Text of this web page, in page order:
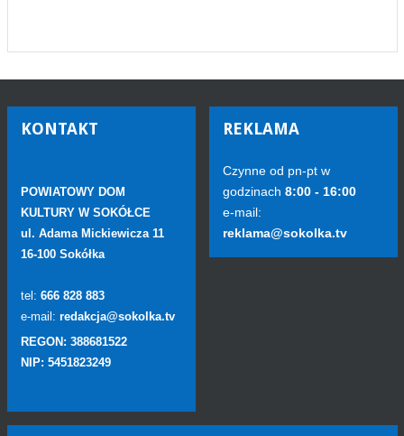
KONTAKT
POWIATOWY DOM
KULTURY W SOKÓŁCE
ul. Adama Mickiewicza 11
16-100 Sokółka
tel: 666 828 883
e-mail: redakcja@sokolka.tv
REGON: 388681522
NIP: 5451823249
REKLAMA
Czynne od pn-pt w
godzinach 8:00 - 16:00
e-mail:
reklama@sokolka.tv